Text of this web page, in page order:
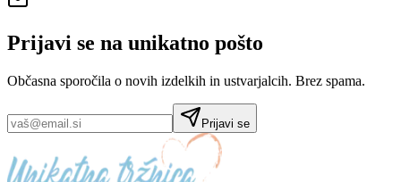
Prijavi se na unikatno pošto
Občasna sporočila o novih izdelkih in ustvarjalcih. Brez spama.
Prijavi se